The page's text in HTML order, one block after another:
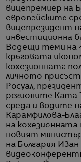
вицепремиер на
европейските
вицепрезидент
инвестиционна
Водещи теми на
кръговата
кохезионната
личното
Росуал,
регионите Ката
среда и водите
Карамфилова-
на
новият
на България